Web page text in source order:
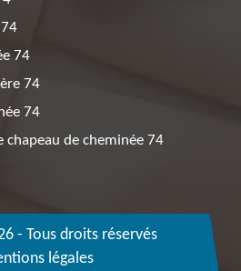
74
74
74
chapeau de cheminée 74
- Tous droits réservés
légales